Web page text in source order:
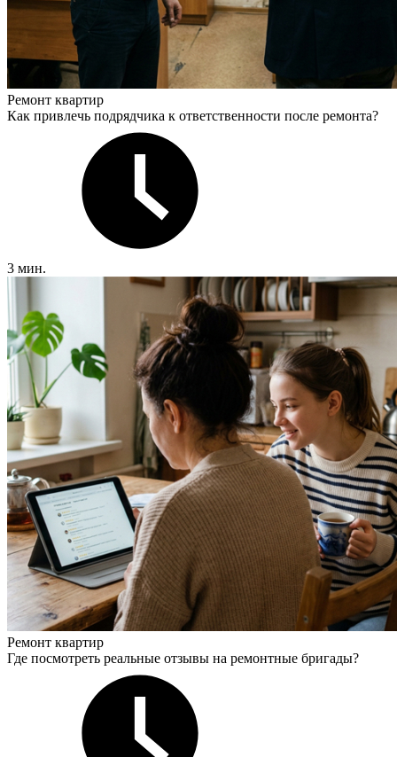
Ремонт квартир
Как привлечь подрядчика к ответственности после ремонта?
3 мин.
Ремонт квартир
Где посмотреть реальные отзывы на ремонтные бригады?